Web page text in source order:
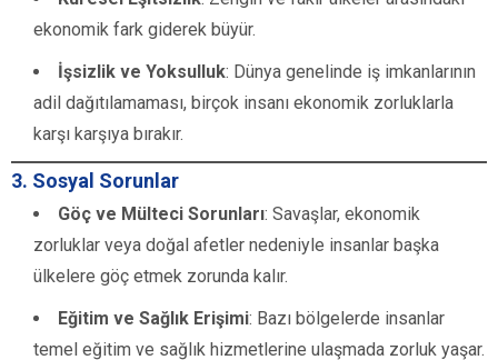
ekonomik fark giderek büyür.
İşsizlik ve Yoksulluk: Dünya genelinde iş imkanlarının
adil dağıtılamaması, birçok insanı ekonomik zorluklarla
karşı karşıya bırakır.
3. Sosyal Sorunlar
Göç ve Mülteci Sorunları: Savaşlar, ekonomik
zorluklar veya doğal afetler nedeniyle insanlar başka
ülkelere göç etmek zorunda kalır.
Eğitim ve Sağlık Erişimi: Bazı bölgelerde insanlar
temel eğitim ve sağlık hizmetlerine ulaşmada zorluk yaşar.